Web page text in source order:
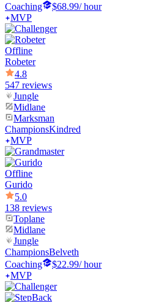
Coaching
$68.99/ hour
MVP
Offline
Robeter
4.8
547 reviews
Jungle
Midlane
Marksman
ChampionsKindred
MVP
Offline
Gurido
5.0
138 reviews
Toplane
Midlane
Jungle
ChampionsBelveth
Coaching
$22.99/ hour
MVP